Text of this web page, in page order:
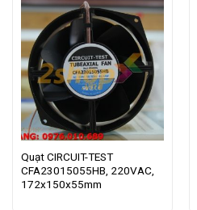
Quạt CIRCUIT-TEST
CFA23015055HB, 220VAC,
172x150x55mm